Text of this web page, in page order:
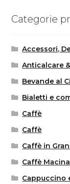
3,20€.
Categorie
Accessori,
Anticalcare
Bevande al
Bialetti e
Caffè
Caffè
Caffè in
Caffè
Cappuccino